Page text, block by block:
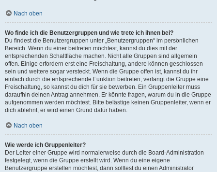
Nach oben
Wo finde ich die Benutzergruppen und wie trete ich ihnen bei?
Du findest die Benutzergruppen unter „Benutzergruppen“ im persönlichen
Bereich. Wenn du einer beitreten möchtest, kannst du dies mit der
entsprechenden Schaltfläche machen. Nicht alle Gruppen sind allgemein
offen. Einige erfordern erst eine Freischaltung, andere können geschlossen
sein und weitere sogar versteckt. Wenn die Gruppe offen ist, kannst du ihr
einfach durch die entsprechende Funktion beitreten; verlangt die Gruppe eine
Freischaltung, so kannst du dich für sie bewerben. Ein Gruppenleiter muss
daraufhin deinen Antrag annehmen. Er könnte fragen, warum du in die Gruppe
aufgenommen werden möchtest. Bitte belästige keinen Gruppenleiter, wenn er
dich ablehnt, er wird einen Grund dafür haben.
Nach oben
Wie werde ich Gruppenleiter?
Der Leiter einer Gruppe wird normalerweise durch die Board-Administration
festgelegt, wenn die Gruppe erstellt wird. Wenn du eine eigene
Benutzergruppe erstellen möchtest, dann solltest du einen Administrator